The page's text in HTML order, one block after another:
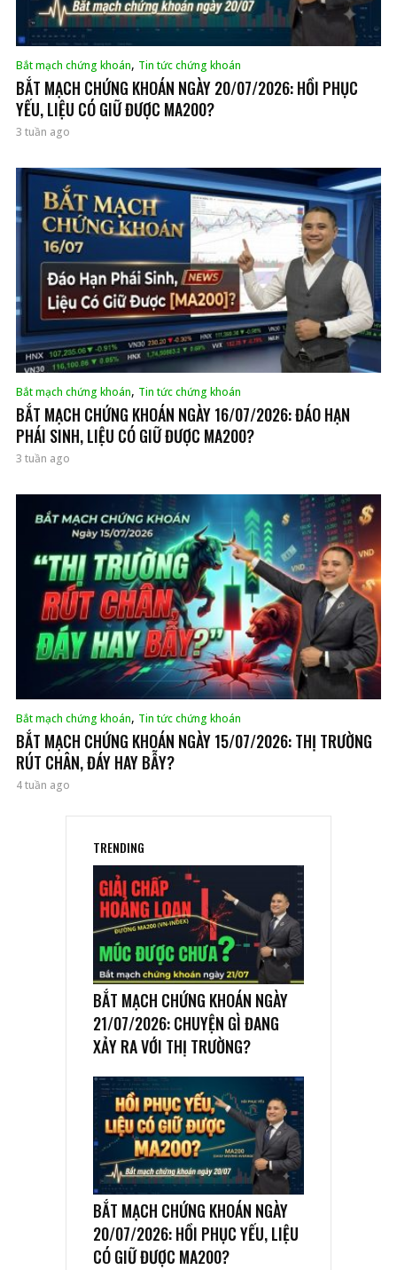
Bắt mạch chứng khoán, Tin tức chứng khoán
BẮT MẠCH CHỨNG KHOÁN NGÀY 20/07/2026: HỒI PHỤC
YẾU, LIỆU CÓ GIỮ ĐƯỢC MA200?
3 tuần ago
Bắt mạch chứng khoán, Tin tức chứng khoán
BẮT MẠCH CHỨNG KHOÁN NGÀY 16/07/2026: ĐÁO HẠN
PHÁI SINH, LIỆU CÓ GIỮ ĐƯỢC MA200?
3 tuần ago
Bắt mạch chứng khoán, Tin tức chứng khoán
BẮT MẠCH CHỨNG KHOÁN NGÀY 15/07/2026: THỊ TRƯỜNG
RÚT CHÂN, ĐÁY HAY BẪY?
4 tuần ago
TRENDING
BẮT MẠCH CHỨNG KHOÁN NGÀY
21/07/2026: CHUYỆN GÌ ĐANG
XẢY RA VỚI THỊ TRƯỜNG?
BẮT MẠCH CHỨNG KHOÁN NGÀY
20/07/2026: HỒI PHỤC YẾU, LIỆU
CÓ GIỮ ĐƯỢC MA200?